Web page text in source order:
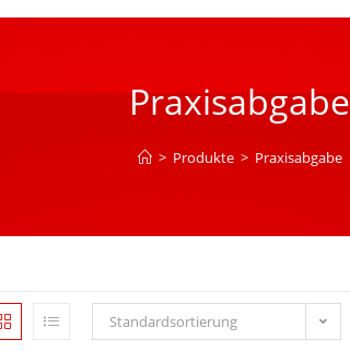
Praxisabgabe
> Produkte > Praxisabgabe
Standardsortierung